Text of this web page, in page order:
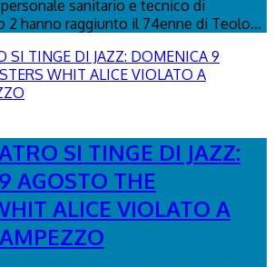
sanitario e tecnico di
2 hanno raggiunto il 74enne di Teolo...
SI TINGE DI JAZZ:
AGOSTO THE
ALICE VIOLATO A